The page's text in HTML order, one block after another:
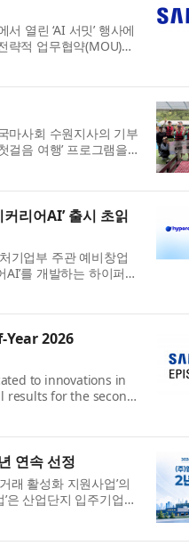
열린 ‘AI 서밋’ 행사에
적 업무협약(MOU)을
마사회 수원지사의 기부
걸음 여행’ 프로그램을
리어AI’ 출시 초읽
기업부 주관 예비창업
를 개발하는 하이퍼커
2026
to innovations in
results for the second
연속 선정
래 활성화 지원사업’의
은 산업단지 입주기업의